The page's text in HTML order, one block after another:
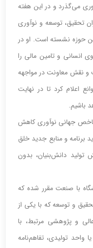
می‌گذرد و در این هفته
تحقیق، توسعه و نوآوری
حوزه نشسته است. او در
انسانی و تامین مالی را
و نقش معاونت در مواجهه
اعلام کرد تا در نهایت
باشیم.
شاخص جهانی نوآوری کاهش
برنامه و منابع جدید خلق
تولید دانش‌بنیان، بدون
با صنعت مقرر شده که
و توسعه که با یکی از
و پژوهشی مرتبط، با
تولیدی، تفاهم‌نامه